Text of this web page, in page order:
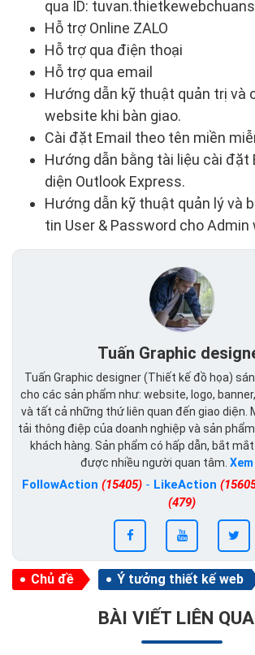
qua ID:
Hỗ trợ Online ZALO
Hỗ trợ qua điện thoại
Hỗ trợ qua email
Hướng dẫn kỹ thuật quản trị và
website khi bàn giao.
Cài đặt Email theo tên miền
Hướng dẫn bằng tài liệu cài đặt
diện Outlook Express.
Hướng dẫn kỹ thuật quản lý và
tin User & Password cho Admin
Tuấn Graphic
Tuấn Graphic designer (Thiết kế đồ họa)
cho các sản phẩm như: website, logo,
và tất cả những thứ liên quan đến giao diện.
tải thông điệp của doanh nghiệp và sản
khách hàng. Sản phẩm có hấp dẫn, bắt
được nhiều người quan tâm.
FollowAction (15405)- LikeAction
(479)
Chủ đề Ý tưởng thiết kế web
BÀI VIẾT LIÊN